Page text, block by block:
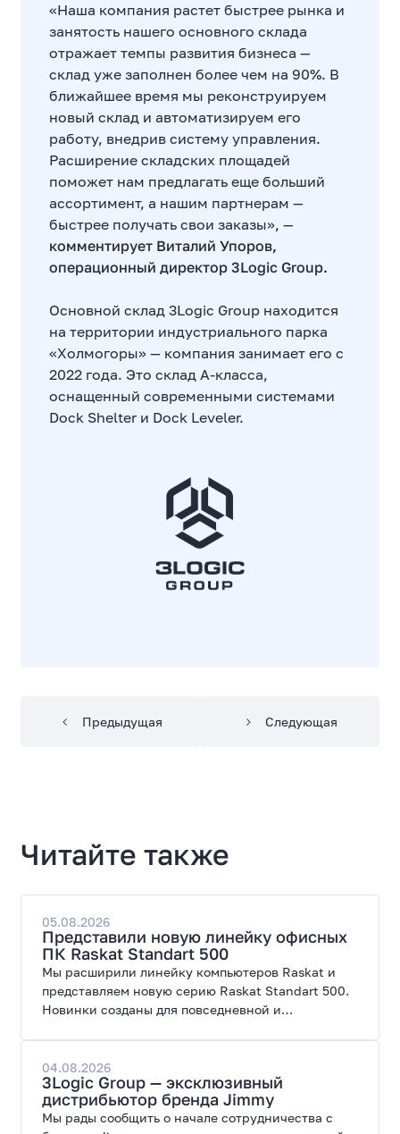
«Наша компания растет быстрее рынка и
занятость нашего основного склада
отражает темпы развития бизнеса —
склад уже заполнен более чем на 90%. В
ближайшее время мы реконструируем
новый склад и автоматизируем его
работу, внедрив систему управления.
Расширение складских площадей
поможет нам предлагать еще больший
ассортимент, а нашим партнерам —
быстрее получать свои заказы», —
комментирует Виталий Упоров,
операционный директор 3Logic Group.
Основной склад 3Logic Group находится
на территории индустриального парка
«Холмогоры» — компания занимает его с
2022 года. Это склад А-класса,
оснащенный современными системами
Dock Shelter и Dock Leveler.
Предыдущая Следующая
Читайте также
05.08.2026
Представили новую линейку офисных
ПК Raskat Standart 500
Мы расширили линейку компьютеров Raskat и
представляем новую серию Raskat Standart 500.
Новинки созданы для повседневной и
широкие возможности модернизации.
04.08.2026
3Logic Group — эксклюзивный
дистрибьютор бренда Jimmy
Мы рады сообщить о начале сотрудничества с